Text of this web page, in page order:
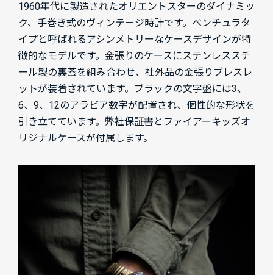
1960年代に製造されたオリエントスターのダイナミッ
ク、手巻き式のヴィンテージ時計です。ベンチュラタ
イプと呼ばれるアシンメトリーなケースデザインが特
徴的なモデルです。金張りのケースにステンレススチ
ール製の裏蓋を組み合わせ、社外品の金張りブレスレ
ットが装着されています。ブラックの文字盤には3、
6、9、12のアラビア数字が配置され、個性的な形状を
引き立てています。弊社保証書とファイアーキッズオ
リジナルケースが付属します。